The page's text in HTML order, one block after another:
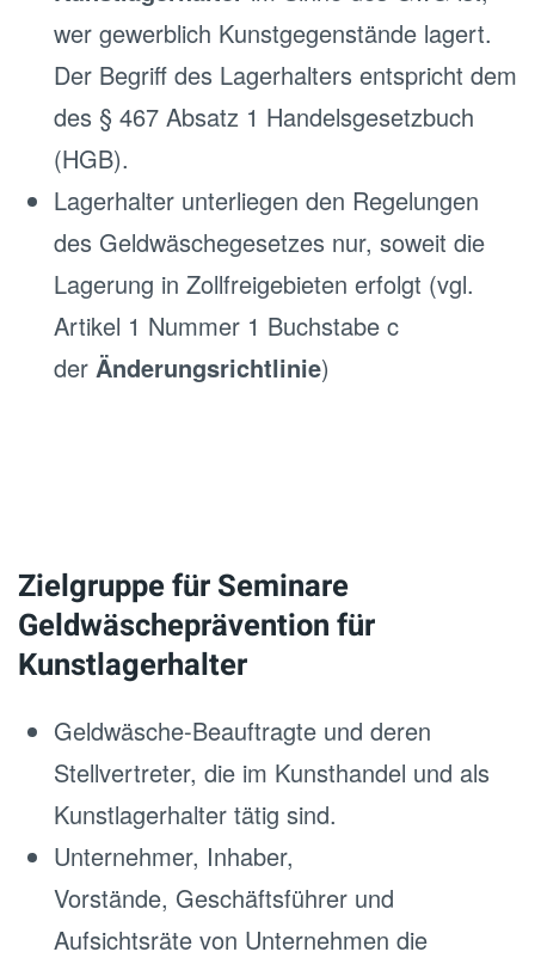
wer gewerblich Kunstgegenstände lagert.
Der Begriff des Lagerhalters entspricht dem
des § 467 Absatz 1 Handelsgesetzbuch
(HGB).
Lagerhalter unterliegen den Regelungen
des Geldwäschegesetzes nur, soweit die
Lagerung in Zollfreigebieten erfolgt (vgl.
Artikel 1 Nummer 1 Buchstabe c
der Änderungsrichtlinie)
Zielgruppe für Seminare
Geldwäscheprävention für
Kunstlagerhalter
Geldwäsche-Beauftragte und deren
Stellvertreter, die im Kunsthandel und als
Kunstlagerhalter tätig sind.
Unternehmer, Inhaber,
Vorstände, Geschäftsführer und
Aufsichtsräte von Unternehmen die